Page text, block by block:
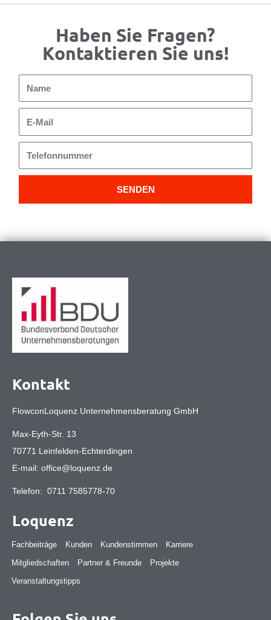
Haben Sie Fragen?
Kontaktieren Sie uns!
Mail
SENDEN
Kontakt
FlowconLoquenz Unternehmensberatung GmbH
Max-Eyth-Str. 13
70771 Leinfelden-Echterdingen
E-mail: office@loquenz.de
Telefon: 0711 7585778-70
Loquenz
Fachbeiträge Kunden Kundenstimmen
Karriere
Mitgliedschaften
Partner & Freunde
Projekte
Veranstaltungstipps